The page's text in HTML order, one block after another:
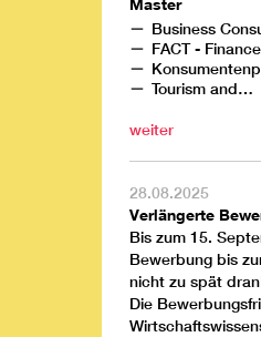
Master
Business
FACT -
Tourism and…
weiter
28.08.2025
Verlängerte
Bis zum 15.
Bewerbung bis
nicht zu spät
Die